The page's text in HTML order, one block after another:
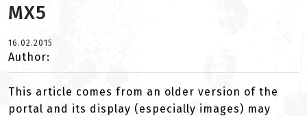
MX5
16.02.2015
Author:
This article comes from an older version of the
portal and its display (especially images) may